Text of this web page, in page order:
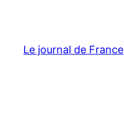
contenu
Le journal de France